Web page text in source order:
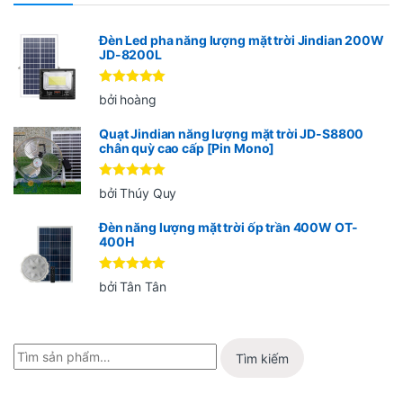
Đèn Led pha năng lượng mặt trời Jindian 200W
JD-8200L
Được xếp
hạng55
bởi hoàng
Quạt Jindian năng lượng mặt trời JD-S8800
chân quỳ cao cấp [Pin Mono]
Được xếp
hạng 5 5
bởi Thúy Quy
Đèn năng lượng mặt trời ốp trần 400W OT-
400H
Được xếp
hạng 55
bởi Tân Tân
Tìm kiếm